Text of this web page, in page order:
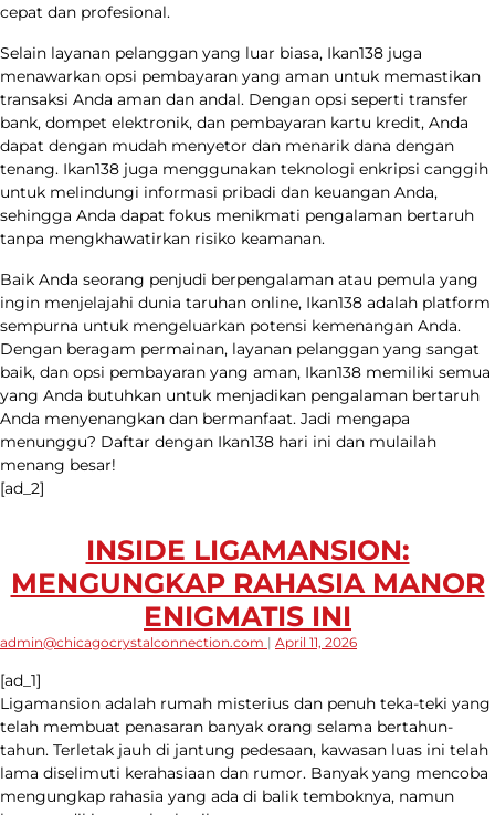
cepat dan profesional.
Selain layanan pelanggan yang luar biasa, Ikan138 juga
menawarkan opsi pembayaran yang aman untuk memastikan
transaksi Anda aman dan andal. Dengan opsi seperti transfer
bank, dompet elektronik, dan pembayaran kartu kredit, Anda
dapat dengan mudah menyetor dan menarik dana dengan
tenang. Ikan138 juga menggunakan teknologi enkripsi canggih
untuk melindungi informasi pribadi dan keuangan Anda,
sehingga Anda dapat fokus menikmati pengalaman bertaruh
tanpa mengkhawatirkan risiko keamanan.
Baik Anda seorang penjudi berpengalaman atau pemula yang
ingin menjelajahi dunia taruhan online, Ikan138 adalah platform
sempurna untuk mengeluarkan potensi kemenangan Anda.
Dengan beragam permainan, layanan pelanggan yang sangat
baik, dan opsi pembayaran yang aman, Ikan138 memiliki semua
yang Anda butuhkan untuk menjadikan pengalaman bertaruh
Anda menyenangkan dan bermanfaat. Jadi mengapa
menunggu? Daftar dengan Ikan138 hari ini dan mulailah
menang besar!
[ad_2]
INSIDE LIGAMANSION:
MENGUNGKAP RAHASIA MANOR
ENIGMATIS INI
admin@chicagocrystalconnection.com | April 11, 2026
[ad_1]
Ligamansion adalah rumah misterius dan penuh teka-teki yang
telah membuat penasaran banyak orang selama bertahun-
tahun. Terletak jauh di jantung pedesaan, kawasan luas ini telah
lama diselimuti kerahasiaan dan rumor. Banyak yang mencoba
mengungkap rahasia yang ada di balik temboknya, namun